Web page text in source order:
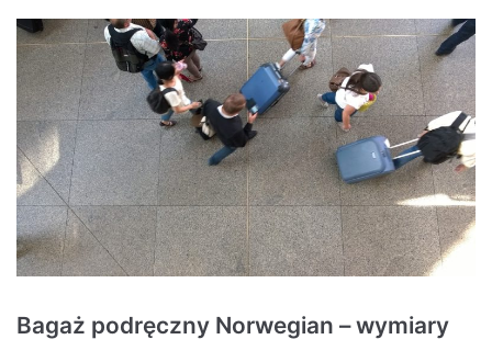
Bagaż podręczny Norwegian – wymiary